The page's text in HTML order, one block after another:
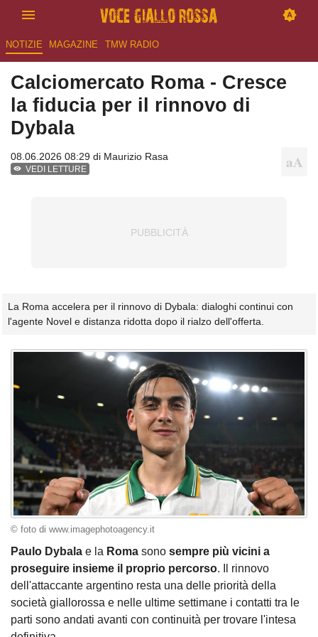
NOTIZIE MAGAZINE TMW RADIO
Calciomercato Roma - Cresce
la fiducia per il rinnovo di
Dybala
08.06.2026 08:29 di Maurizio Rasa
VEDI LETTURE
La Roma accelera per il rinnovo di Dybala: dialoghi continui con
l'agente Novel e distanza ridotta dopo il rialzo dell'offerta.
© foto di www.imagephotoagency.it
Paulo Dybala e la Roma sono sempre più vicini a
proseguire insieme il proprio percorso. Il rinnovo
dell'attaccante argentino resta una delle priorità della
società giallorossa e nelle ultime settimane i contatti tra le
parti sono andati avanti con continuità per trovare l'intesa